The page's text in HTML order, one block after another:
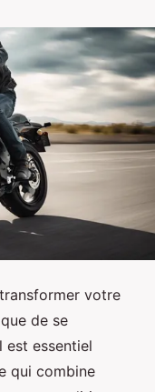
votre
de se
est essentiel
qui combine